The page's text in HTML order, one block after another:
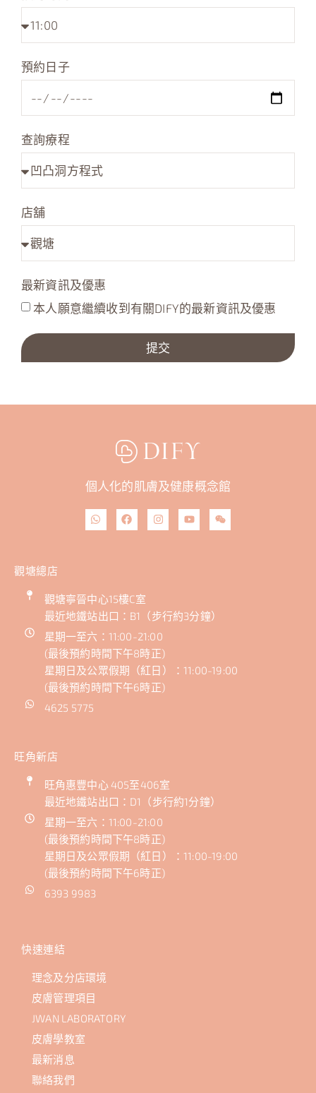
預約日子
查詢療程
店舖
最新資訊及優惠
本人願意繼續收到有關DIFY的最新資訊及優惠
提交
個人化的肌膚及健康概念館
觀塘總店
觀塘寧晉中心15樓C室
最近地鐵站出口：B1（步行約3分鐘）
星期一至六：11:00-21:00
(最後預約時間下午8時正)
星期日及公眾假期（紅日）：11:00-19:00
(最後預約時間下午6時正)
4625 5775
旺角新店
旺角惠豐中心 405至406室
最近地鐵站出口：D1（步行約1分鐘）
星期一至六：11:00-21:00
(最後預約時間下午8時正)
星期日及公眾假期（紅日）：11:00-19:00
(最後預約時間下午6時正)
6393 9983
快速連結
理念及分店環境
皮膚管理項目
JWAN LABORATORY
皮膚學教室
最新消息
聯絡我們